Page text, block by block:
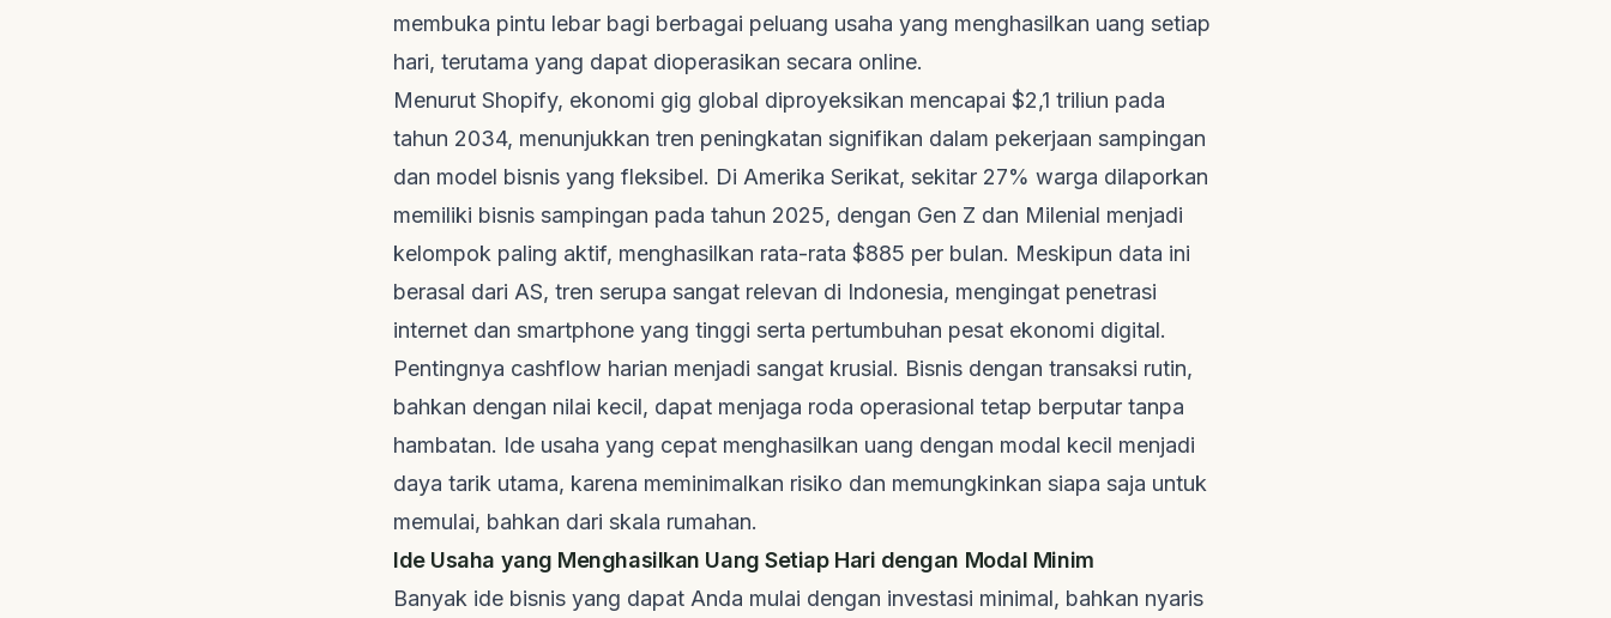
membuka pintu lebar bagi berbagai peluang usaha yang menghasilkan uang setiap
hari, terutama yang dapat dioperasikan secara online.
Menurut Shopify, ekonomi gig global diproyeksikan mencapai $2,1 triliun pada
tahun 2034, menunjukkan tren peningkatan signifikan dalam pekerjaan sampingan
dan model bisnis yang fleksibel. Di Amerika Serikat, sekitar 27% warga dilaporkan
memiliki bisnis sampingan pada tahun 2025, dengan Gen Z dan Milenial menjadi
kelompok paling aktif, menghasilkan rata-rata $885 per bulan. Meskipun data ini
berasal dari AS, tren serupa sangat relevan di Indonesia, mengingat penetrasi
internet dan smartphone yang tinggi serta pertumbuhan pesat ekonomi digital.
Pentingnya cashflow harian menjadi sangat krusial. Bisnis dengan transaksi rutin,
bahkan dengan nilai kecil, dapat menjaga roda operasional tetap berputar tanpa
hambatan. Ide usaha yang cepat menghasilkan uang dengan modal kecil menjadi
daya tarik utama, karena meminimalkan risiko dan memungkinkan siapa saja untuk
memulai, bahkan dari skala rumahan.
Ide Usaha yang Menghasilkan Uang Setiap Hari dengan Modal Minim
Banyak ide bisnis yang dapat Anda mulai dengan investasi minimal, bahkan nyaris